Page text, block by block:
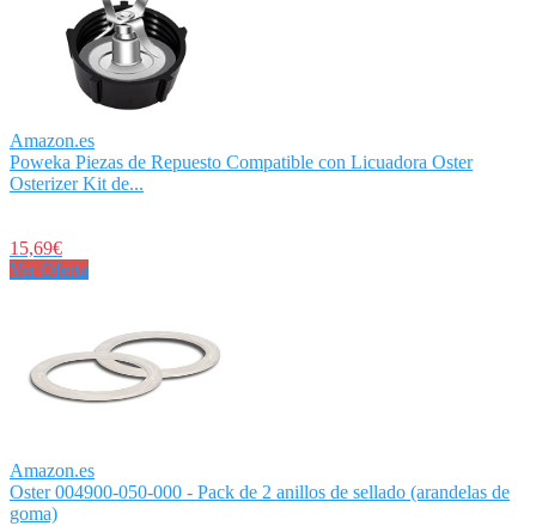
Amazon.es
Poweka Piezas de Repuesto Compatible con Licuadora Oster
Osterizer Kit de...
15,69€
Ver Oferta
Amazon.es
Oster 004900-050-000 - Pack de 2 anillos de sellado (arandelas de
goma)